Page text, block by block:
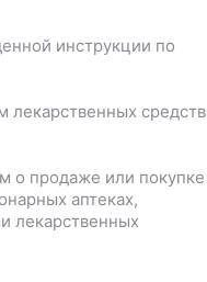
инструкции по
лекарственных средств
о продаже или покупке
аптеках,
лекарственных